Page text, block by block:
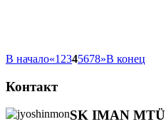
В начало«1 2345678»В конец
Контакт
SK IMAN MTÜ